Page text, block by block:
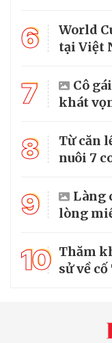
6
World
tại Việt
7
Cô
khát
8
Từ căn
nuôi 7
9
Làng
lòng
10 Thăm
sử về